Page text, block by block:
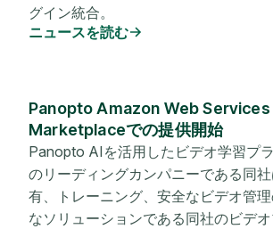
グイン統合。
ニュースを読む
Panopto Amazon Web Services
Marketplaceでの提供開始
Panopto AIを活用したビデオ学習プ
のリーディングカンパニーである同
有、トレーニング、安全なビデオ管
なソリューションである同社のビデ